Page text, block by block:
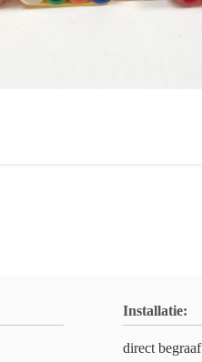
Installatie:
direct begraaf